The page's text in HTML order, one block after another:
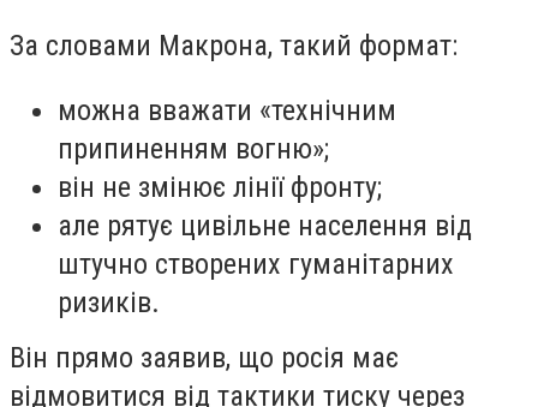
За словами Макрона, такий формат:
можна вважати «технічним
припиненням вогню»;
він не змінює лінії фронту;
але рятує цивільне населення від
штучно створених гуманітарних
ризиків.
Він прямо заявив, що росія має
відмовитися від тактики тиску через